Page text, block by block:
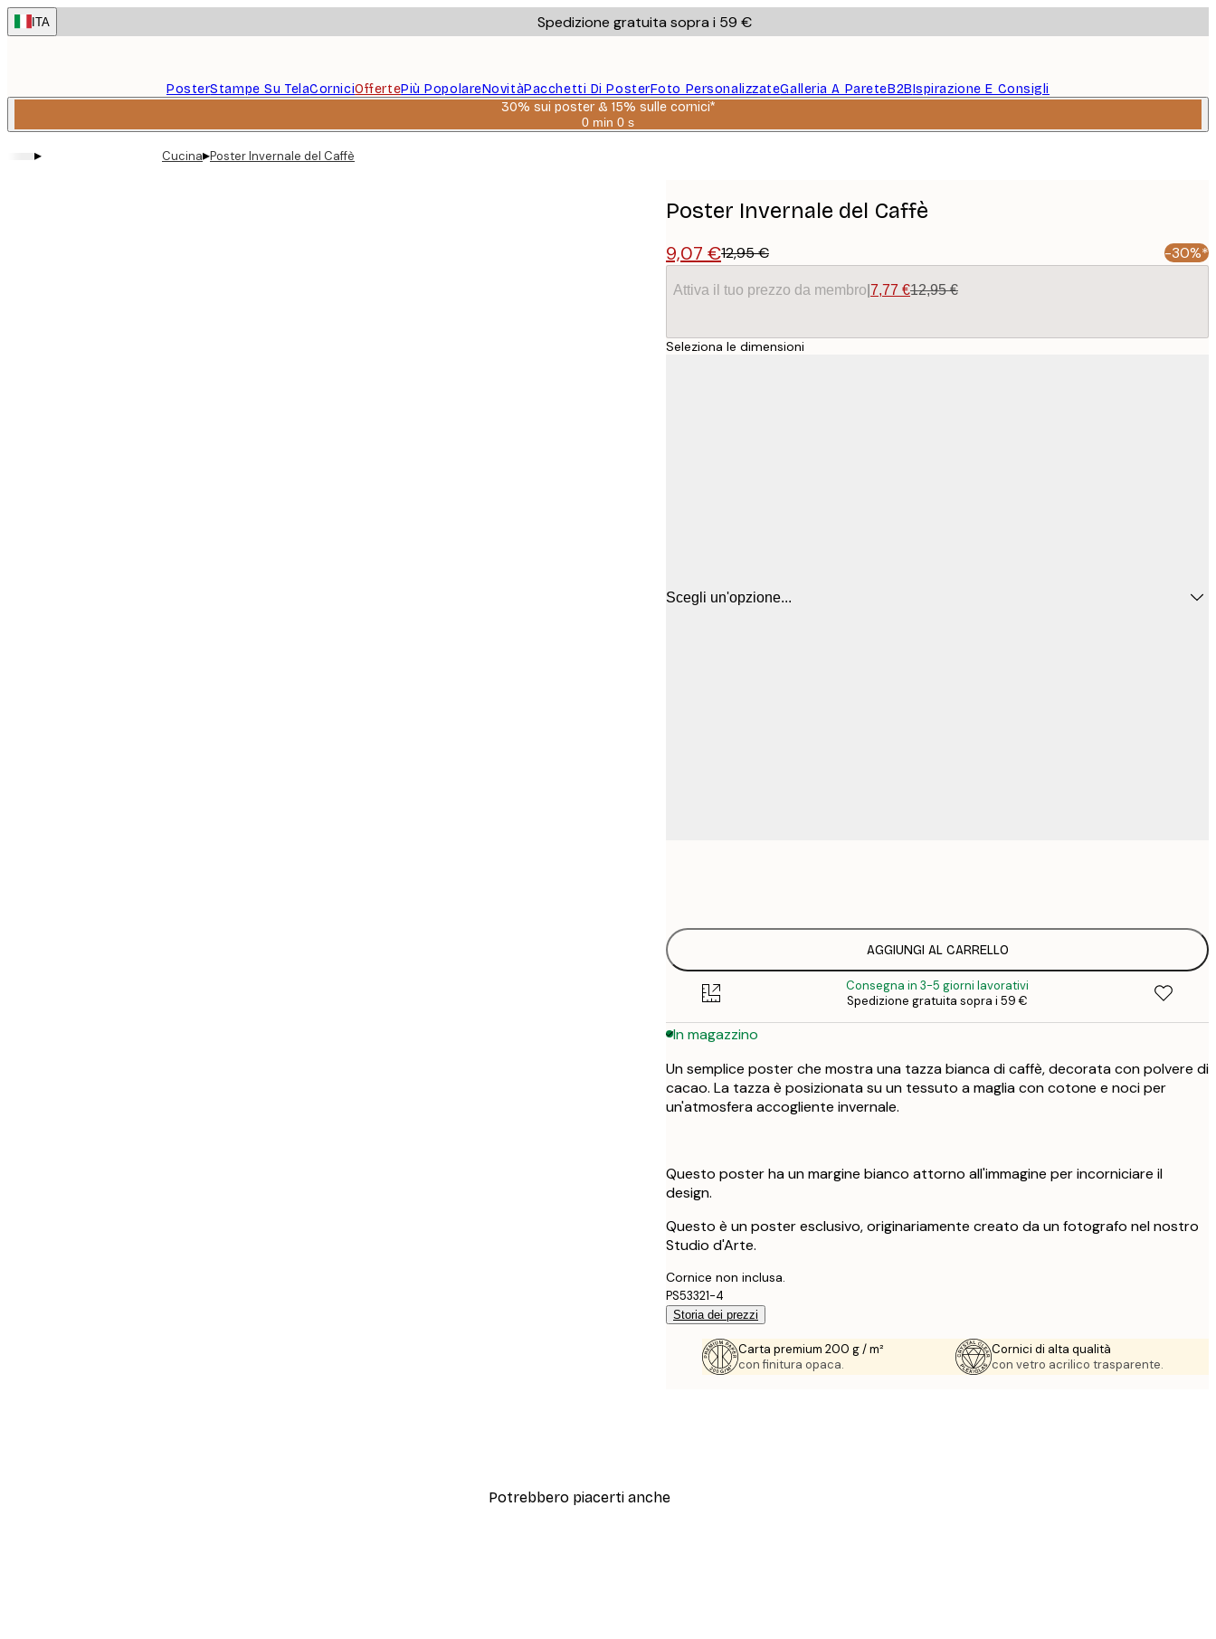
Skip
to
ITA Spedizione gratuita sopra i 59 €
PosterStampe Su TelaCorniciOffertePiù PopolareNovitàPacchetti Di PosterFoto PersonalizzateGalleria A PareteB2BIspirazione E Consigli
30% sui poster & 15% sulle cornici*
0 min 0 s
Valido
▸ Cucina▸Poster Invernale del Caffè
Poster Invernale del Caffè
9,07 €12,95 € -30%*
Attiva il tuo prezzo da membro 7,77 €12,95 €
Seleziona le dimensioni
Scegli un'opzione...
AGGIUNGI AL CARRELLO
Consegna in 3-5 giorni lavorativi
Spedizione gratuita sopra i 59 €
In magazzino
Un semplice poster che mostra una tazza bianca di caffè, decorata con polvere di
cacao. La tazza è posizionata su un tessuto a maglia con cotone e noci per
un'atmosfera accogliente invernale.
Questo poster ha un margine bianco attorno all'immagine per incorniciare il
design.
Questo è un poster esclusivo, originariamente creato da un fotografo nel nostro
Studio d'Arte.
Cornice non inclusa.
PS53321-4
Storia dei prezzi
Carta premium 200 g / m²
con finitura opaca.
Cornici di alta qualità
con vetro acrilico trasparente.
Potrebbero piacerti anche